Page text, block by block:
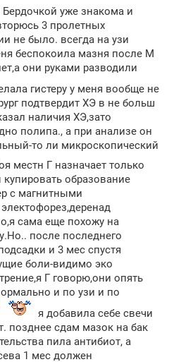
Бердочкой уже знакома и
3 пролетных
не было. всегда на узи
беспокоила мазня после М
они руками разводили
гистеру у меня вообще не
подтвердит ХЭ в не больш
наличия ХЭ,зато
полипа., а при анализе он
то ли микроскопический
местн Г назначает только
образование
с магнитными
сама еще похожу на
после последнего
и 3 мес спустя
боли-видимо эко
Г говорю,они опять
и по узи и по
я добавила себе свечи
позднее сдам мазок на бак
пила антибиот, а
1 мес должен